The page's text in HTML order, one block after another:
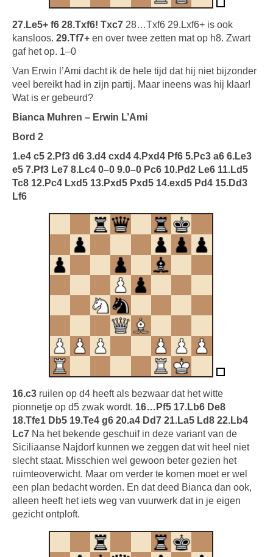
27.Le5+ f6 28.Txf6! Txc7 28…Txf6 29.Lxf6+ is ook
kansloos. 29.Tf7+ en over twee zetten mat op h8. Zwart
gaf het op. 1–0
Van Erwin l’Ami dacht ik de hele tijd dat hij niet bijzonder
veel bereikt had in zijn partij. Maar ineens was hij klaar!
Wat is er gebeurd?
Bianca Muhren – Erwin L’Ami
Bord 2
1.e4 c5 2.Pf3 d6 3.d4 cxd4 4.Pxd4 Pf6 5.Pc3 a6 6.Le3
e5 7.Pf3 Le7 8.Lc4 0–0 9.0–0 Pc6 10.Pd2 Le6 11.Ld5
Tc8 12.Pc4 Lxd5 13.Pxd5 Pxd5 14.exd5 Pd4 15.Dd3
Lf6
16.c3 ruilen op d4 heeft als bezwaar dat het witte
pionnetje op d5 zwak wordt. 16…Pf5 17.Lb6 De8
18.Tfe1 Db5 19.Te4 g6 20.a4 Dd7 21.La5 Ld8 22.Lb4
Lc7 Na het bekende geschuif in deze variant van de
Siciliaanse Najdorf kunnen we zeggen dat wit heel niet
slecht staat. Misschien wel gewoon beter gezien het
ruimteoverwicht. Maar om verder te komen moet er wel
een plan bedacht worden. En dat deed Bianca dan ook,
alleen heeft het iets weg van vuurwerk dat in je eigen
gezicht ontploft.